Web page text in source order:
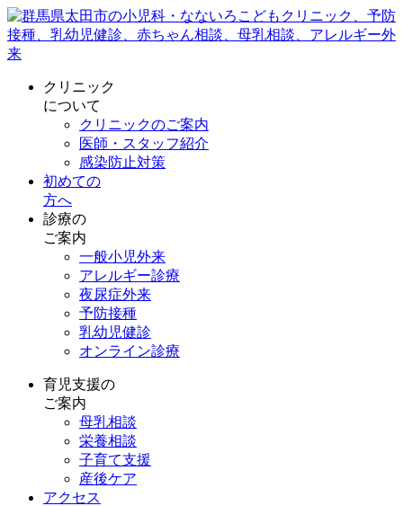
クリニック
について
クリニックのご案内
医師・スタッフ紹介
感染防止対策
初めての
方へ
診療の
ご案内
一般小児外来
アレルギー診療
夜尿症外来
予防接種
乳幼児健診
オンライン診療
育児支援の
ご案内
母乳相談
栄養相談
子育て支援
産後ケア
アクセス